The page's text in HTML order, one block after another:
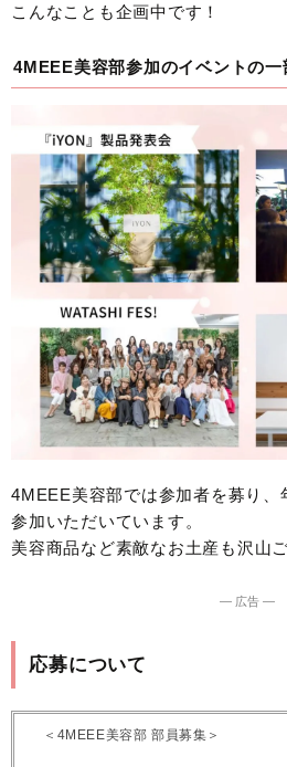
こんなことも企画中です！
4MEEE美容部参加のイベントの一
4MEEE美容部では参加者を募り、
参加いただいています。
美容商品など素敵なお土産も沢山
― 広告 ―
応募について
＜4MEEE美容部 部員募集＞